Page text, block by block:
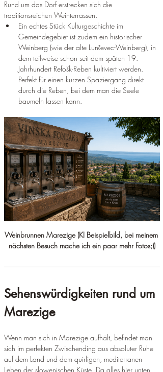
Rund um das Dorf erstrecken sich die
traditionsreichen Weinterrassen.
Ein echtes Stück Kulturgeschichte im
Gemeindegebiet ist zudem ein historischer
Weinberg (wie der alte Lunčevec-Weinberg), in
dem teilweise schon seit dem späten 19.
Jahrhundert Refošk-Reben kultiviert werden.
Perfekt für einen kurzen Spaziergang direkt
durch die Reben, bei dem man die Seele
baumeln lassen kann.
Weinbrunnen Marezige (KI Beispielbild, bei meinem
nächsten Besuch mache ich ein paar mehr Fotos;))
Sehenswürdigkeiten rund um
Marezige
Wenn man sich in Marezige aufhält, befindet man
sich im perfekten Zwischending aus absoluter Ruhe
auf dem Land und dem quirligen, mediterranen
Leben der slowenischen Küste. Da alles hier unten